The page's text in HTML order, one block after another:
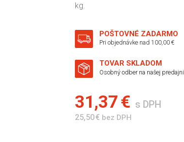
kg.
POŠTOVNÉ ZADARMO
Pri objednávke nad 100,00 €
TOVAR SKLADOM
Osobný odber na našej predajni
31,37 € s DPH
25,50 € bez DPH